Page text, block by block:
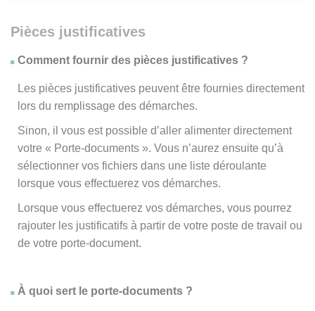
Pièces justificatives
Comment fournir des pièces justificatives ?
Les pièces justificatives peuvent être fournies directement
lors du remplissage des démarches.
Sinon, il vous est possible d’aller alimenter directement
votre « Porte-documents ». Vous n’aurez ensuite qu’à
sélectionner vos fichiers dans une liste déroulante
lorsque vous effectuerez vos démarches.
Lorsque vous effectuerez vos démarches, vous pourrez
rajouter les justificatifs à partir de votre poste de travail ou
de votre porte-document.
À quoi sert le porte-documents ?